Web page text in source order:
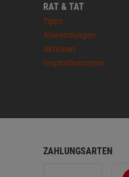
RAT & TAT
Tipps
Anwendungen
Aktionen
Inspirationszone
ZAHLUNGSARTEN